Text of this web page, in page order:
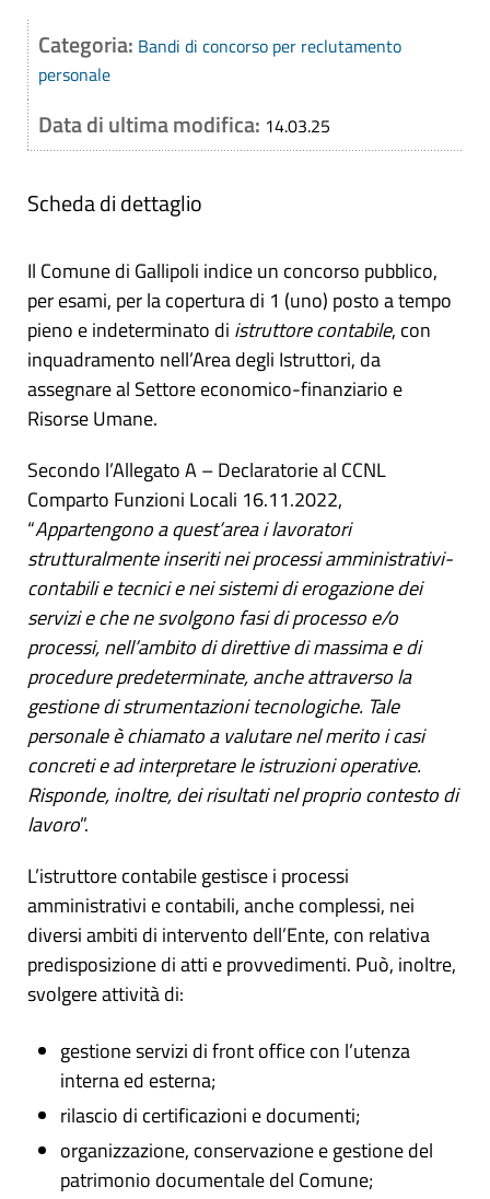
Categoria: Bandi di concorso per reclutamento
personale
Data di ultima modifica: 14.03.25
Scheda di dettaglio
Il Comune di Gallipoli indice un concorso pubblico,
per esami, per la copertura di 1 (uno) posto a tempo
pieno e indeterminato di istruttore contabile, con
inquadramento nell’Area degli Istruttori, da
assegnare al Settore economico-finanziario e
Risorse Umane.
Secondo l’Allegato A – Declaratorie al CCNL
Comparto Funzioni Locali 16.11.2022,
“Appartengono a quest’area i lavoratori
strutturalmente inseriti nei processi amministrativi-
contabili e tecnici e nei sistemi di erogazione dei
servizi e che ne svolgono fasi di processo e/o
processi, nell’ambito di direttive di massima e di
procedure predeterminate, anche attraverso la
gestione di strumentazioni tecnologiche. Tale
personale è chiamato a valutare nel merito i casi
concreti e ad interpretare le istruzioni operative.
Risponde, inoltre, dei risultati nel proprio contesto di
lavoro”.
L’istruttore contabile gestisce i processi
amministrativi e contabili, anche complessi, nei
diversi ambiti di intervento dell’Ente, con relativa
predisposizione di atti e provvedimenti. Può, inoltre,
svolgere attività di:
gestione servizi di front office con l’utenza
interna ed esterna;
rilascio di certificazioni e documenti;
organizzazione, conservazione e gestione del
patrimonio documentale del Comune;